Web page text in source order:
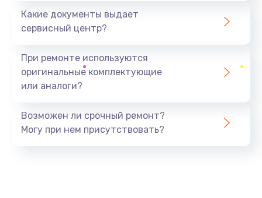
Какие документы выдает
сервисный центр?
При ремонте используются
оригинальные комплектующие
или аналоги?
Возможен ли срочный ремонт?
Могу при нем присутствовать?